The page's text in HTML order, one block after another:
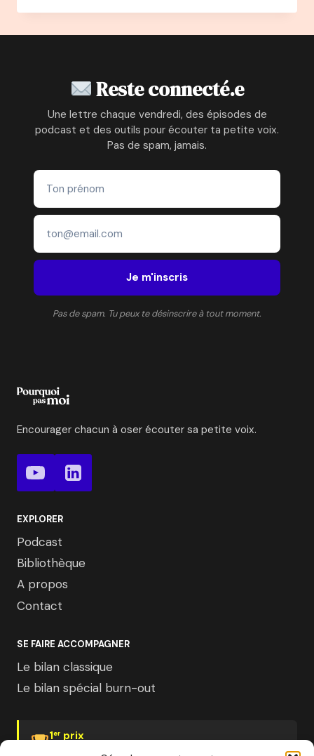
DE
Reste connecté.e
Une lettre chaque vendredi, des épisodes de
podcast et des outils pour écouter ta petite voix.
Pas de spam, jamais.
Je m'inscris
Pas de spam. Tu peux te désinscrire à tout moment.
Encourager chacun à oser écouter sa petite voix.
EXPLORER
Podcast
Bibliothèque
A propos
Contact
SE FAIRE ACCOMPAGNER
Le bilan classique
Le bilan spécial burn-out
1er prix